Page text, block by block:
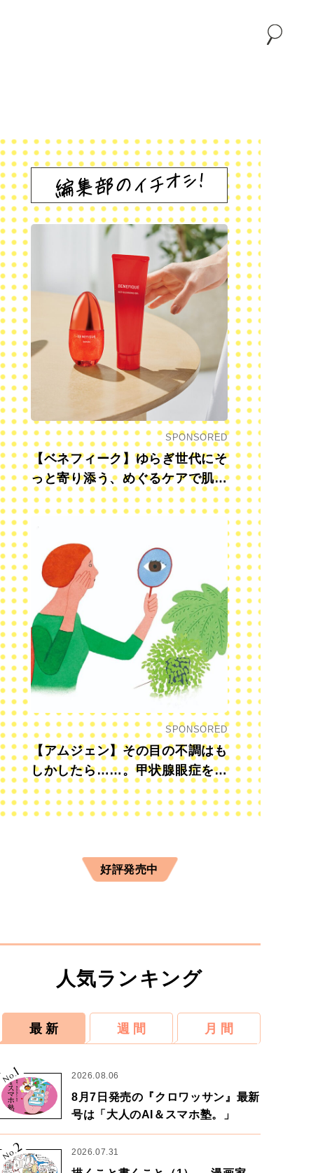
SPONSORED
【ベネフィーク】ゆらぎ世代にそ
っと寄り添う、めぐるケアで肌も
心も前向きに
SPONSORED
【アムジェン】その目の不調はも
しかしたら……。甲状腺眼症を知
っていますか？
好評発売中
人気ランキング
最 新 週 間 月 間
No.
1 2026.08.06
8月7日発売の『クロワッサン』最新
号は「大人のAI＆スマホ塾。」
No.2 2026.07.31